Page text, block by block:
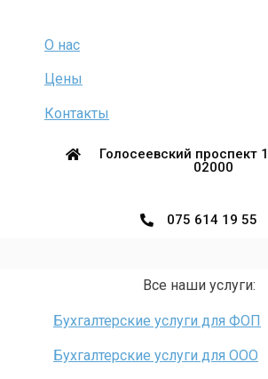
О нас
Цены
Контакты
Голосеевский проспект
02000
075 614 19 55
Все наши услуги:
Бухгалтерские услуги для ФОП
Бухгалтерские услуги для ООО